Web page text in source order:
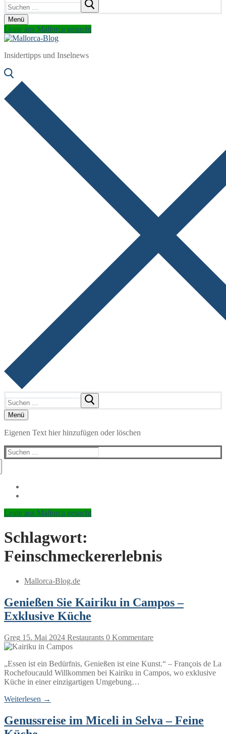
nach:
Menü
Leute aus Mallorca gesucht
Insidertipps und Inselnews
nach:
Menü
Eigenen Text hier hinzufügen oder löschen
Suchen
nach:
Leute aus Mallorca gesucht
Schlagwort:
Feinschmeckererlebnis
Mallorca-Blog.de
Genießen Sie Kairiku in Campos –
Exklusive Küche
Greg 15. Mai 2024 Restaurants 0 Kommentare
„Essen ist ein Bedürfnis, Genießen ist eine Kunst.“ – François de La
Rochefoucauld Willkommen bei Kairiku in Campos, wo exklusive
Küche in einer einzigartigen Umgebung…
Weiterlesen →
Genussreise im Miceli in Selva – Feine